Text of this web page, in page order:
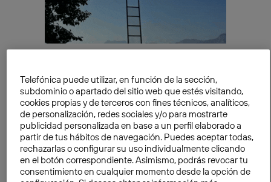
Así pues, Nuria consiguió una de las prestigiosas
becas de laFundación Obra Social La Caixapara
desarrollar un doctorado en una de las mejores
universidades de Estados Unidos. Fue aceptada en
todas las universidades a las que aplicó, las mejores
del país norteamericano en su campo de
investigación, incluyendoStanford, Carnegie Mellon,
Telefónica puede utilizar, en función de la sección,
subdominio o apartado del sitio web que estés visitando,
cookies propias y de terceros con fines técnicos, analíticos,
de personalización, redes sociales y/o para mostrarte
publicidad personalizada en base a un perfil elaborado a
partir de tus hábitos de navegación. Puedes aceptar todas,
rechazarlas o configurar su uso individualmente clicando
en el botón correspondiente. Asimismo, podrás revocar tu
consentimiento en cualquier momento desde la opción de